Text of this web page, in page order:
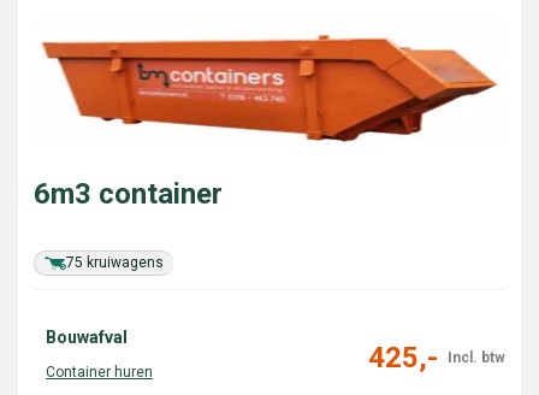
75 kruiwagens
6m3 container
Bouwafval
425,-